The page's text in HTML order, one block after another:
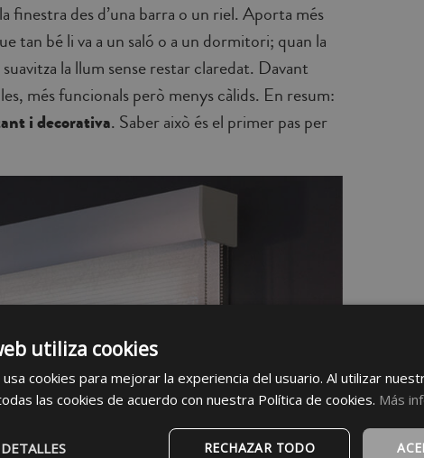
finestra des d’una barra o un riel. Aporta més
tan bé li va a un saló o a un dormitori; quan la
la llum sense restar claredat. Davant
més funcionals però menys càlids. En resum:
i decorativa. Saber això és el primer pas per
utiliza cookies
cookies para mejorar la experiencia del usuario. Al utilizar
las cookies de acuerdo con nuestra Política de cookies. Más
RECHAZAR TODO